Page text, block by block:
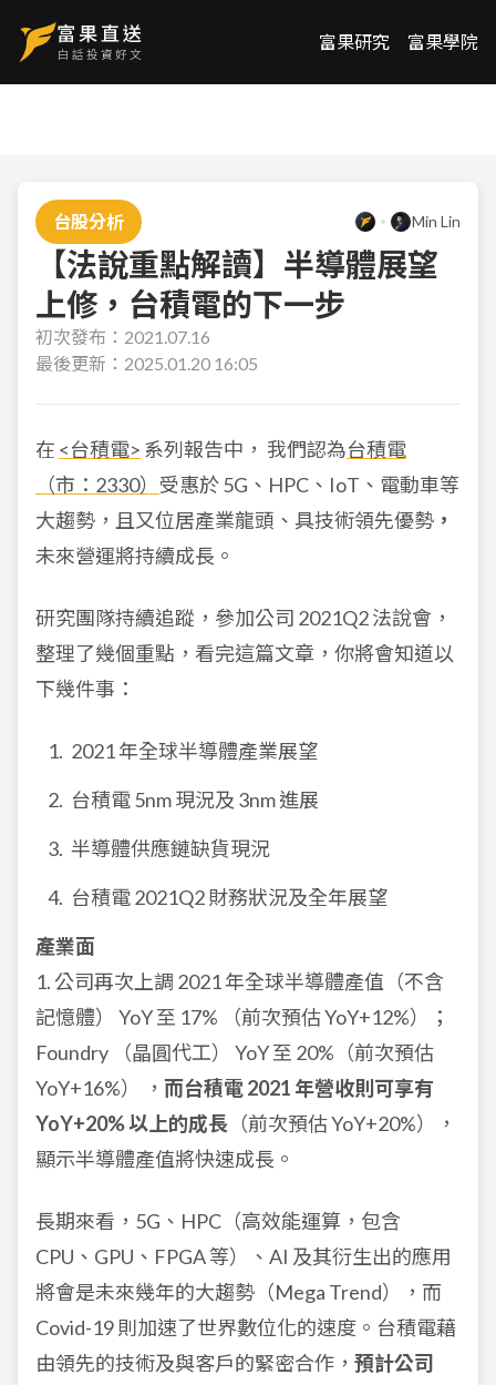
富果研究 富果學院
台股分析 Min Lin
【法說重點解讀】半導體展望
上修，台積電的下一步
初次發布： 2021.07.16
最後更新： 2025.01.20 16:05
在 <台積電> 系列報告中， 我們認為台積電
（市：2330） 受惠於 5G、HPC、IoT、電動車等
大趨勢，且又位居產業龍頭、具技術領先優勢 ，
未來營運將持續成長。
研究團隊持續追蹤，參加公司 2021Q2 法說會，
整理了幾個重點，看完這篇文章，你將會知道以
下幾件事：
2021 年全球半導體產業展望
台積電 5nm 現況及 3nm 進展
半導體供應鏈缺貨現況
台積電 2021Q2 財務狀況及全年展望
產業面
1. 公司再次上調 2021 年全球半導體產值（不含
記憶體） YoY 至 17% （前次預估 YoY+12%）；
Foundry （晶圓代工） YoY 至 20%（前次預估
YoY+16%） ， 而台積電 2021 年營收則可享有
YoY+20% 以上的成長 （前次預估 YoY+20%），
顯示半導體產值將快速成長。
長期來看，5G、HPC（高效能運算，包含
CPU、GPU、FPGA 等）、AI 及其衍生出的應用
將會是未來幾年的大趨勢（Mega Trend），而
Covid-19 則加速了世界數位化的速度。台積電藉
由領先的技術及與客戶的緊密合作， 預計公司